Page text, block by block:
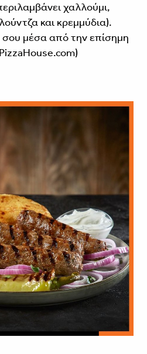
χαλλούμι,
και κρεμμύδια).
μέσα από την επίσημη